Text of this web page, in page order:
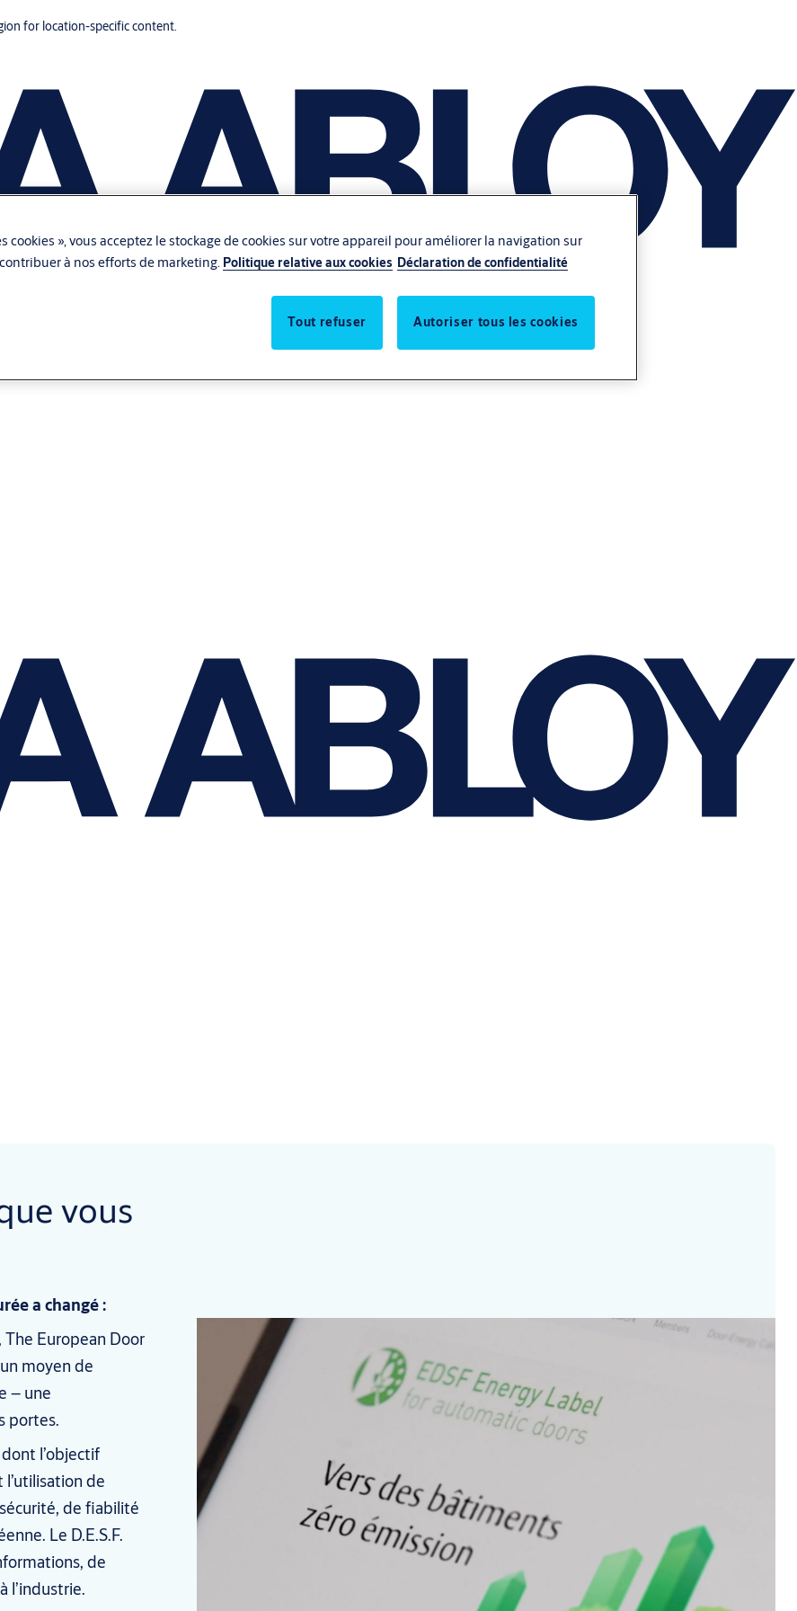
for location-specific content.
vous
a changé :
The European Door
moyen de
– une
portes.
l’objectif
de
de fiabilité
Le D.E.S.F.
de
l’industrie.
cookies », vous acceptez le stockage de cookies sur votre appareil pour améliorer la navigation sur
à nos efforts de marketing. Politique relative aux cookies Déclaration de confidentialité
Tout refuser Autoriser tous les cookies